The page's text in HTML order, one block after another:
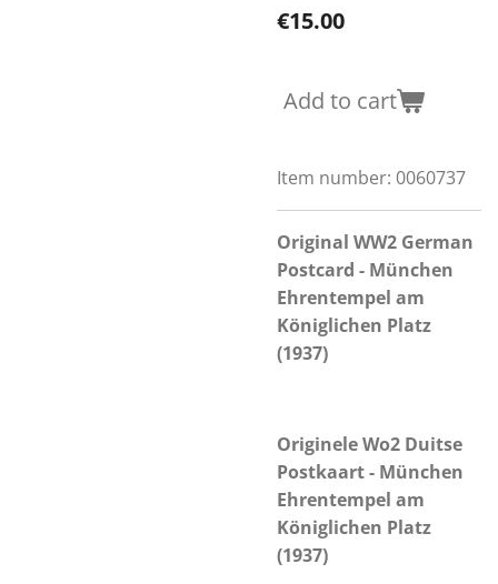
€15.00
Add to cart
Item number: 0060737
Original WW2 German
Postcard - München
Ehrentempel am
Königlichen Platz
(1937)
Originele Wo2 Duitse
Postkaart - München
Ehrentempel am
Königlichen Platz
(1937)